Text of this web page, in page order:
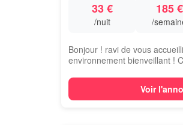
33 €
/nuit
185 €
/
Bonjour ! ravi de vous
environnement bienveillant !
Voir